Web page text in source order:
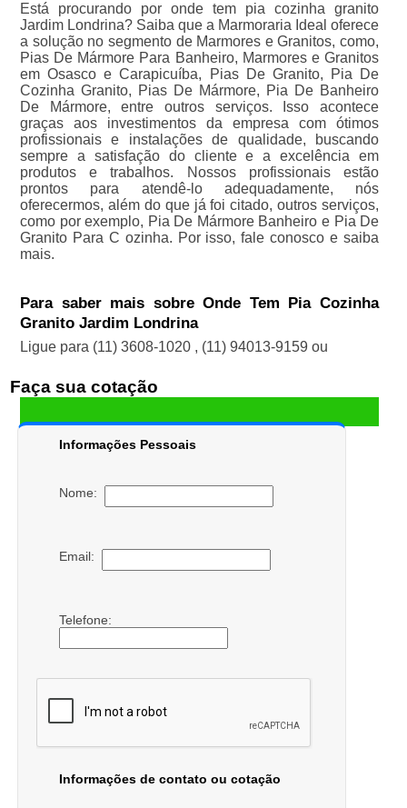
Está procurando por onde tem pia cozinha granito
Jardim Londrina? Saiba que a Marmoraria Ideal oferece
a solução no segmento de Marmores e Granitos, como,
Pias De Mármore Para Banheiro, Marmores e Granitos
em Osasco e Carapicuíba, Pias De Granito, Pia De
Cozinha Granito, Pias De Mármore, Pia De Banheiro
De Mármore, entre outros serviços. Isso acontece
graças aos investimentos da empresa com ótimos
profissionais e instalações de qualidade, buscando
sempre a satisfação do cliente e a excelência em
produtos e trabalhos. Nossos profissionais estão
prontos para atendê-lo adequadamente, nós
oferecermos, além do que já foi citado, outros serviços,
como por exemplo, Pia De Mármore Banheiro e Pia De
Granito Para C ozinha. Por isso, fale conosco e saiba
mais.
Para saber mais sobre Onde Tem Pia Cozinha
Granito Jardim Londrina
Ligue para (11) 3608-1020 , (11) 94013-9159 ou
Faça sua cotação
Informações Pessoais
Nome:
Email:
Telefone:
Informações de contato ou cotação